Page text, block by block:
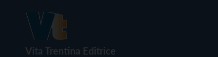
Vita Trentina Editrice